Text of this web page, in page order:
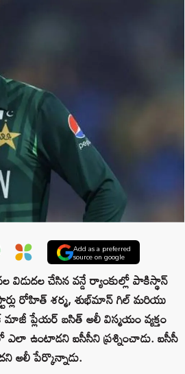
Add as a preferred
source on google
చేసిన వన్డే ర్యాంకుల్లో పాకిస్థాన్‌
రోహిత్ శర్మ, శుభ్‌మాన్ గిల్ మరియు
ప్లేయర్ బసిత్ అలీ విస్మయం వ్యక్తం
ఎలా ఉంటాడని ఐసీసీని ప్రశ్నించాడు. ఐసీసీ
అలీ పేర్కొన్నాడు.